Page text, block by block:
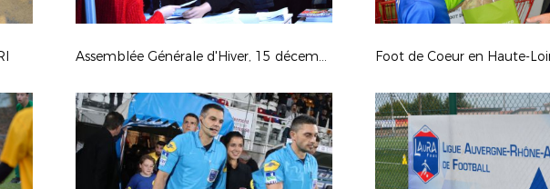
Assemblée Générale d'Hiver, 15 décembre 2018 à Lyon Foot de Coeur en Haute-